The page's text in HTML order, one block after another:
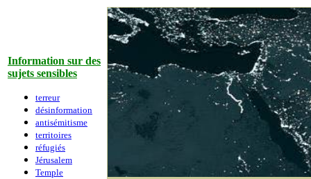
Information sur des
sujets sensibles
terreur
désinformation
antisémitisme
territoires
réfugiés
Jérusalem
Temple